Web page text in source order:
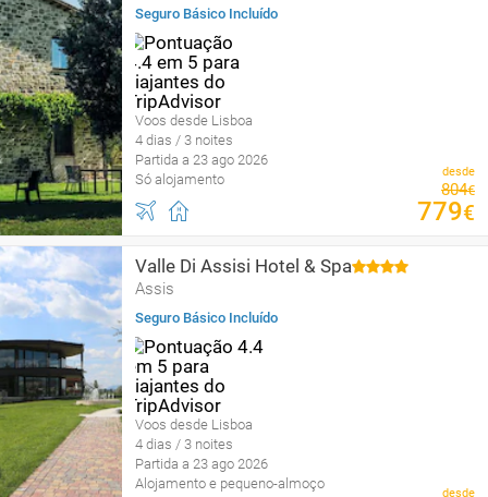
Seguro Básico Incluído
Voos desde Lisboa
4 dias / 3 noites
Partida a 23 ago 2026
Só alojamento
desde
804€
779€
Valle Di Assisi Hotel & Spa
Assis
Seguro Básico Incluído
Voos desde Lisboa
4 dias / 3 noites
Partida a 23 ago 2026
Alojamento e pequeno-almoço
desde